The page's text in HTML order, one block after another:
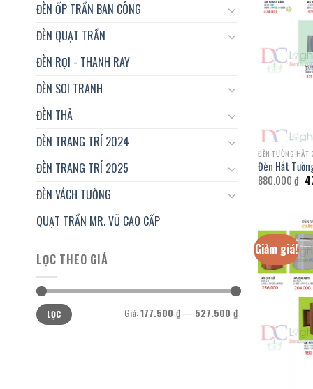
ĐÈN ỐP TRẦN BAN CÔNG
ĐÈN QUẠT TRẦN
ĐÈN RỌI - THANH RAY
ĐÈN SOI TRANH
ĐÈN THẢ
ĐÈN TRANG TRÍ 2024
ĐÈN TRANG TRÍ 2025
ĐÈN VÁCH TƯỜNG
QUẠT TRẦN MR. VŨ CAO CẤP
LỌC THEO GIÁ
Giá
tối
thiểu
Giá
tối
đa
LỌC Giá:177.500 ₫— 527.500 ₫
ĐÈN TƯỜNG HẮT
Đèn Hắt
880.000₫
Giảm giá!